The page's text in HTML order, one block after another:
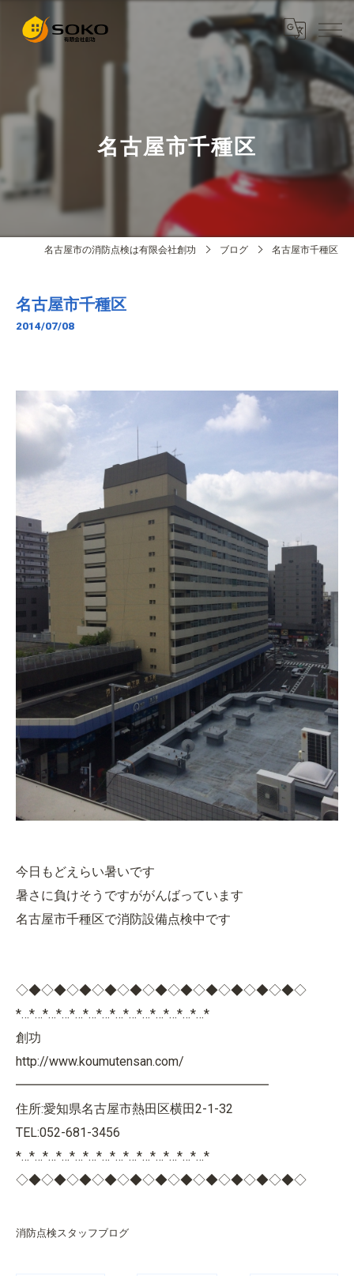
名古屋市千種区
名古屋市の消防点検は有限会社創功 ブログ 名古屋市千種区
名古屋市千種区
2014/07/08
今日もどえらい暑いです
暑さに負けそうですががんばっています
名古屋市千種区で消防設備点検中です
◇◆◇◆◇◆◇◆◇◆◇◆◇◆◇◆◇◆◇◆◇◆◇
*…*…*…*…*…*…*…*…*…*…*…*…*…*…*
創功
http://www.koumutensan.com/
━━━━━━━━━━━━━━━━━━━━
住所:愛知県名古屋市熱田区横田2-1-32
TEL:052-681-3456
*…*…*…*…*…*…*…*…*…*…*…*…*…*…*
◇◆◇◆◇◆◇◆◇◆◇◆◇◆◇◆◇◆◇◆◇◆◇
消防点検スタッフブログ